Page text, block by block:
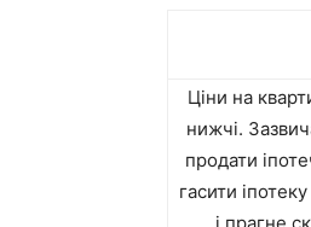
Ціни на
нижчі.
продати
гасити